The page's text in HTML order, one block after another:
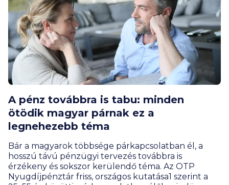
A pénz továbbra is tabu: minden
ötödik magyar párnak ez a
legnehezebb téma
Bár a magyarok többsége párkapcsolatban él, a
hosszú távú pénzügyi tervezés továbbra is
érzékeny és sokszor kerülendő téma. Az OTP
Nyugdíjpénztár friss, országos kutatása1 szerint a